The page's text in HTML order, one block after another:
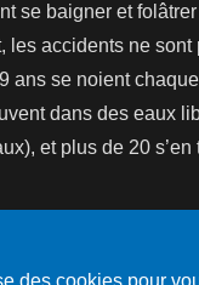
se baigner et folâtrer
les accidents ne sont
ans se noient
dans des eaux
et plus de 20